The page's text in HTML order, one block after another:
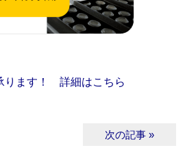
ります！ 詳細はこちら
次の記事 »